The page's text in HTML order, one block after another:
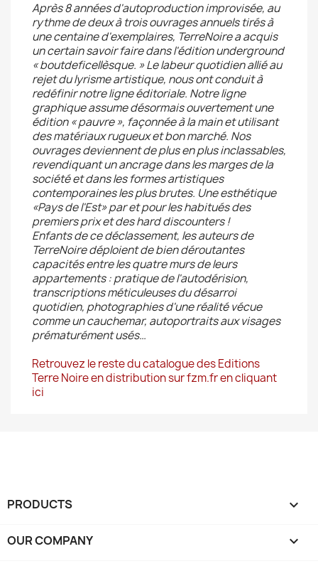
Après 8 années d'autoproduction improvisée, au
rythme de deux à trois ouvrages annuels tirés à
une centaine d'exemplaires, TerreNoire a acquis
un certain savoir faire dans l'édition underground
« boutdeficellèsque. » Le labeur quotidien allié au
rejet du lyrisme artistique, nous ont conduit à
redéfinir notre ligne éditoriale. Notre ligne
graphique assume désormais ouvertement une
édition « pauvre », façonnée à la main et utilisant
des matériaux rugueux et bon marché. Nos
ouvrages deviennent de plus en plus inclassables,
revendiquant un ancrage dans les marges de la
société et dans les formes artistiques
contemporaines les plus brutes. Une esthétique
«Pays de l'Est» par et pour les habitués des
premiers prix et des hard discounters !
Enfants de ce déclassement, les auteurs de
TerreNoire déploient de bien déroutantes
capacités entre les quatre murs de leurs
appartements : pratique de l'autodérision,
transcriptions méticuleuses du désarroi
quotidien, photographies d'une réalité vécue
comme un cauchemar, autoportraits aux visages
prématurément usés…
Retrouvez le reste du catalogue des Editions
Terre Noire en distribution sur fzm.fr en cliquant
ici
PRODUCTS 
OUR COMPANY 